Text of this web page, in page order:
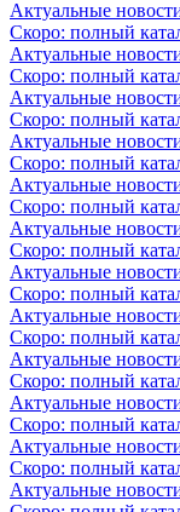
Актуальные
Скоро: полный
Актуальные
Скоро: полный
Актуальные
Скоро: полный
Актуальные
Скоро: полный
Актуальные
Скоро: полный
Актуальные
Скоро: полный
Актуальные
Скоро: полный
Актуальные
Скоро: полный
Актуальные
Скоро: полный
Актуальные
Скоро: полный
Актуальные
Скоро: полный
Актуальные